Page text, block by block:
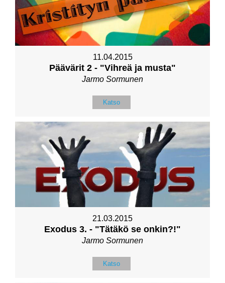
11.04.2015
Päävärit 2 - "Vihreä ja musta"
Jarmo Sormunen
Katso
21.03.2015
Exodus 3. - "Tätäkö se onkin?!"
Jarmo Sormunen
Katso